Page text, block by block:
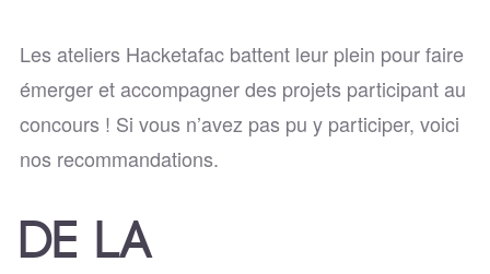
Les ateliers Hacketafac battent leur plein pour faire
émerger et accompagner des projets participant au
concours ! Si vous n’avez pas pu y participer, voici
nos recommandations.
DE LA